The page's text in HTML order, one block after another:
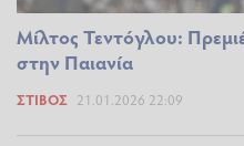
Μίλτος Τεντόγλου:
στην Παιανία
ΣΤΊΒΟΣ 21.01.2026 22:09